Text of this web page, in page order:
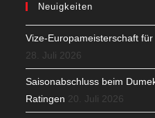
Neuigkeiten
Vize-Europameisterschaft
28. Juli 2026
Saisonabschluss beim
Ratingen 20. Juli 2026